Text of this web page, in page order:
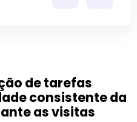
de tarefas
consistente da
as visitas